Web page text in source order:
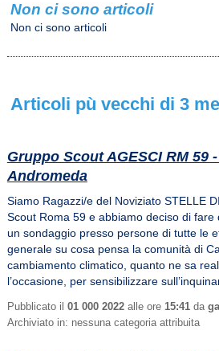
Non ci sono articoli
Non ci sono articoli
Articoli pù vecchi di 3
Gruppo Scout AGESCI RM 59
Andromeda
Siamo Ragazzi/e del Noviziato STELLE
Scout Roma 59 e abbiamo deciso di fare
un sondaggio presso persone di tutte le
generale su cosa pensa la comunità di
cambiamento climatico, quanto ne sa
l’occasione, per sensibilizzare
Pubblicato il 01 000 2022 alle ore 15:41 da
Archiviato in: nessuna categoria attribuita